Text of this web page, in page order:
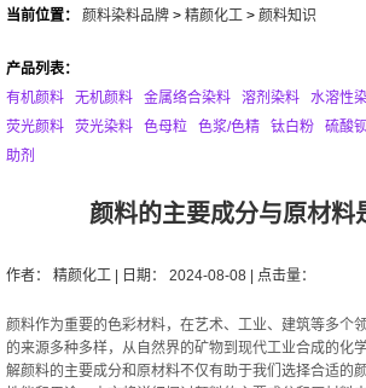
当前位置： 颜料染料品牌 > 精颜化工 > 颜料知识
产品列表：
有机颜料
无机颜料 金属络合染料 溶剂染料 水溶性
荧光颜料
荧光染料 色母粒 色浆/色精 钛白粉 硫酸
助剂
颜料的主要成分与原材料
作者： 精颜化工 | 日期： 2024-08-08 | 点击量：
颜料作为重要的色彩材料，在艺术、工业、建筑等多个
的来源多种多样，从自然界的矿物到现代工业合成的化
解颜料的主要成分和原材料不仅有助于我们选择合适的